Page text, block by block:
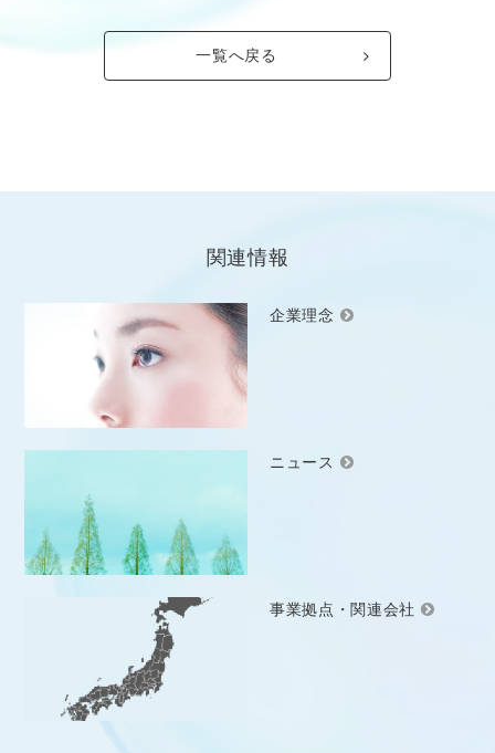
一覧へ戻る
関連情報
企業理念
ニュース
事業拠点・関連会社